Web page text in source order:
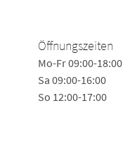
Öffnungszeiten
Mo-Fr 09:00-18:00
Sa 09:00-16:00
So 12:00-17:00